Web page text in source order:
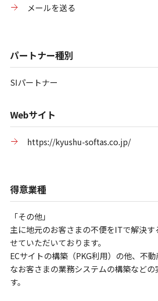
メールを送る
パートナー種別
SI​パートナー
Webサイト
https://kyushu-softas.co.jp/
得意業種
「その他」
主に地元のお客さまの不便をITで解決す
せていただいております。
ECサイトの構築（PKG利用）の他、不
なお客さまの業務システムの構築などの
す。